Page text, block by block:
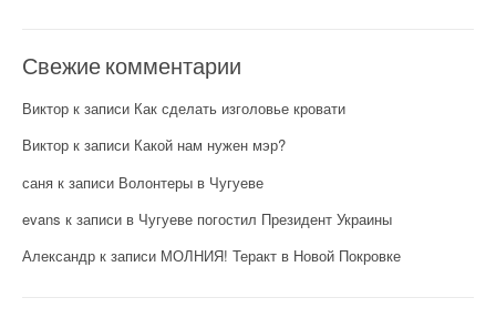
Свежие комментарии
Виктор к записи Как сделать изголовье кровати
Виктор к записи Какой нам нужен мэр?
саня к записи Волонтеры в Чугуеве
evans к записи в Чугуеве погостил Президент Украины
Александр к записи МОЛНИЯ! Теракт в Новой Покровке